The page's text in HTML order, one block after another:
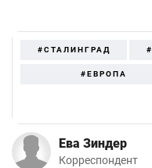
#СТАЛИНГРАД
#ЕВРОПА
Ева Зиндер
Корреспондент